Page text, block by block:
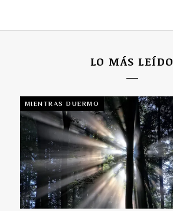
LO MÁS LEÍDO
MIENTRAS DUERMO